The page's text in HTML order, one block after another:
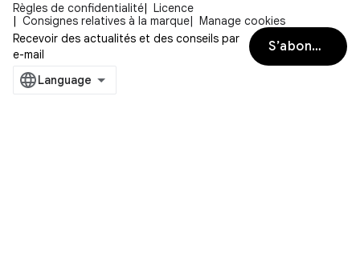
Règles de confidentialité
Licence
Consignes relatives à la marque
Manage cookies
Recevoir des actualités et des conseils par
e-mail
S’abonner